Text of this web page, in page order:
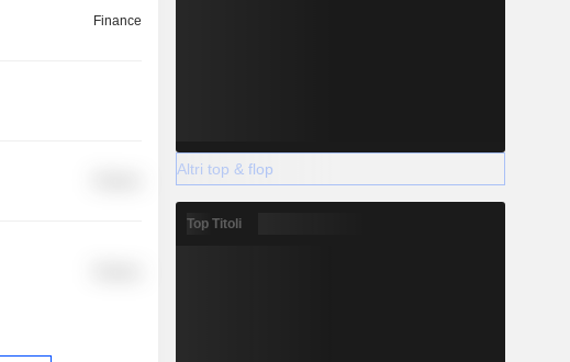
Finance
Altri top & flop
Top Titoli